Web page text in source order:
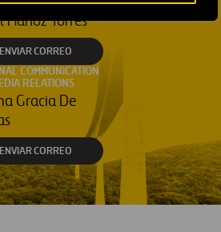
RELATIONS
Muñoz Torres
ENVIAR CORREO
COMMUNICATION
RELATIONS
Gracia De
ENVIAR CORREO